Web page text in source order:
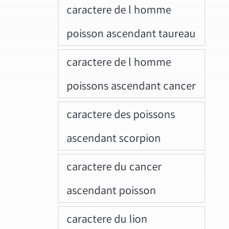
caractere de l homme
poisson ascendant taureau
caractere de l homme
poissons ascendant cancer
caractere des poissons
ascendant scorpion
caractere du cancer
ascendant poisson
caractere du lion